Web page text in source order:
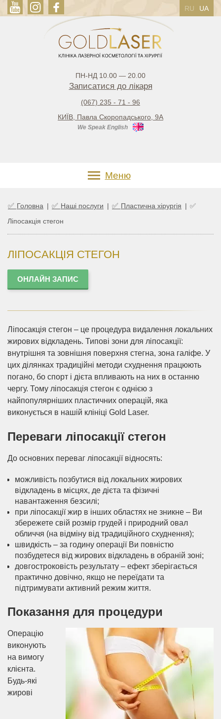
RU UA
ПН-НД 10.00 — 20.00
Записатися до лікаря
(067) 235 - 71 - 96
КИЇВ, Павла Скоропадського, 9А
We Speak English
Меню
✅ Головна | ✅ Наші послуги | ✅ Пластична хірургія | ✅
Ліпосакція стегон
ЛІПОСАКЦІЯ СТЕГОН
ОНЛАЙН ЗАПИС
Ліпосакція стегон – це процедура видалення локальних
жирових відкладень. Типові зони для ліпосакції:
внутрішня та зовнішня поверхня стегна, зона галіфе. У
цих ділянках традиційні методи схуднення працюють
погано, бо спорт і дієта впливають на них в останню
чергу. Тому ліпосакція стегон є однією з
найпопулярніших пластичних операцій, яка
виконується в нашій клініці Gold Laser.
Переваги ліпосакції стегон
До основних переваг ліпосакції відносять:
можливість позбутися від локальних жирових
відкладень в місцях, де дієта та фізичні
навантаження безсилі;
при ліпосакції жир в інших областях не зникне – Ви
збережете свій розмір грудей і природний овал
обличчя (на відміну від традиційного схуднення);
швидкість – за годину операції Ви повністю
позбудетеся від жирових відкладень в обраній зоні;
довгостроковість результату – ефект зберігається
практично довічно, якщо не переїдати та
підтримувати активний режим життя.
Показання для процедури
Операцію
виконують
на вимогу
клієнта.
Будь-які
жирові